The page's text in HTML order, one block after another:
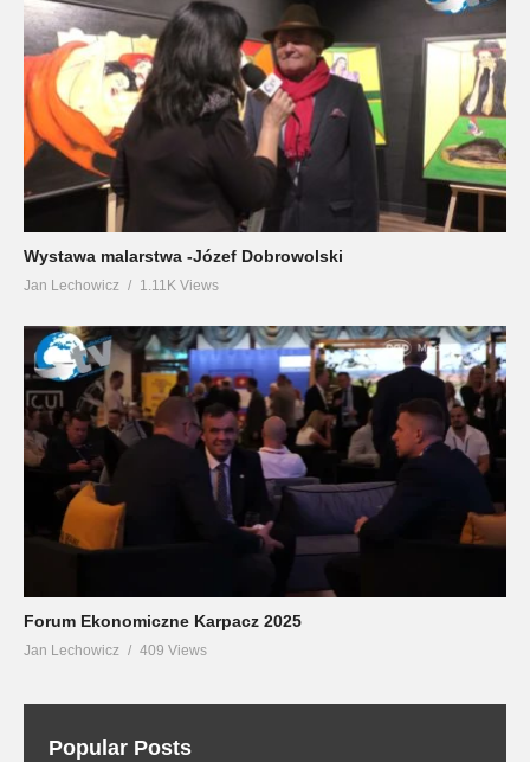
Wystawa malarstwa -Józef Dobrowolski
Jan Lechowicz 1.11K Views
Forum Ekonomiczne Karpacz 2025
Jan Lechowicz 409 Views
Popular Posts